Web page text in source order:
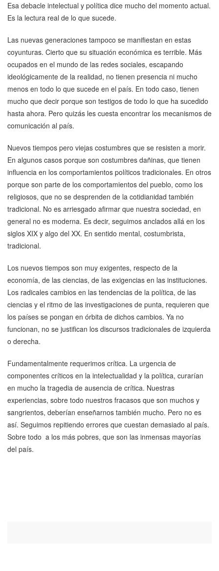
Esa debacle intelectual y política dice mucho del momento actual.
Es la lectura real de lo que sucede.
Las nuevas generaciones tampoco se manifiestan en estas
coyunturas. Cierto que su situación económica es terrible. Más
ocupados en el mundo de las redes sociales, escapando
ideológicamente de la realidad, no tienen presencia ni mucho
menos en todo lo que sucede en el país. En todo caso, tienen
mucho que decir porque son testigos de todo lo que ha sucedido
hasta ahora. Pero quizás les cuesta encontrar los mecanismos de
comunicación al país.
Nuevos tiempos pero viejas costumbres que se resisten a morir.
En algunos casos porque son costumbres dañinas, que tienen
influencia en los comportamientos políticos tradicionales. En otros
porque son parte de los comportamientos del pueblo, como los
religiosos, que no se desprenden de la cotidianidad también
tradicional. No es arriesgado afirmar que nuestra sociedad, en
general no es moderna. Es decir, seguimos anclados allá en los
siglos XIX y algo del XX. En sentido mental, costumbrista,
tradicional.
Los nuevos tiempos son muy exigentes, respecto de la
economía, de las ciencias, de las exigencias en las instituciones.
Los radicales cambios en las tendencias de la política, de las
ciencias y el ritmo de las investigaciones de punta, requieren que
los países se pongan en órbita de dichos cambios. Ya no
funcionan, no se justifican los discursos tradicionales de izquierda
o derecha.
Fundamentalmente requerimos crítica. La urgencia de
componentes críticos en la intelectualidad y la política, curarían
en mucho la tragedia de ausencia de crítica. Nuestras
experiencias, sobre todo nuestros fracasos que son muchos y
sangrientos, deberían enseñarnos también mucho. Pero no es
así. Seguimos repitiendo errores que cuestan demasiado al país.
Sobre todo a los más pobres, que son las inmensas mayorías
del país.